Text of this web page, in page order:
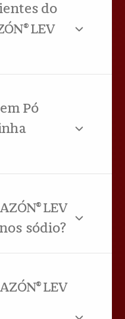
do
LEV
Pó
LEV
sódio?
LEV